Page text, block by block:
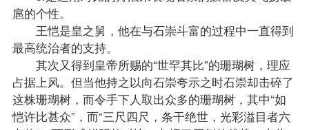
扈的个性。
王恺是皇之舅，他在与石崇斗富的过程中一直得到
最高统治者的支持。
其次又得到皇帝所赐的“世罕其比”的珊瑚树，理应
占据上风。但当他持之以向石崇夸示之时石崇却击碎了
这株珊瑚树，而令手下人取出众多的珊瑚树，其中“如
恺许比甚众”，而“三尺四尺，条干绝世，光彩溢目者六